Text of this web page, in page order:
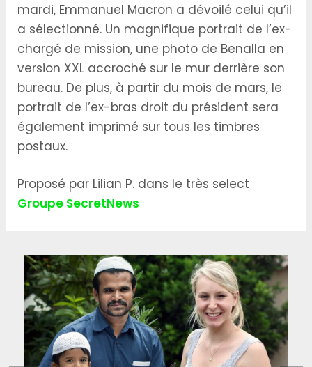
mardi, Emmanuel Macron a dévoilé celui qu’il
a sélectionné. Un magnifique portrait de l’ex-
chargé de mission, une photo de Benalla en
version XXL accroché sur le mur derrière son
bureau. De plus, à partir du mois de mars, le
portrait de l’ex-bras droit du président sera
également imprimé sur tous les timbres
postaux.
Proposé par Lilian P. dans le très select
Groupe SecretNews